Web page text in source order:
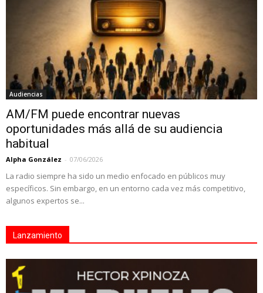
Audiencias
AM/FM puede encontrar nuevas
oportunidades más allá de su audiencia
habitual
Alpha González - 07/06/2026
La radio siempre ha sido un medio enfocado en públicos muy
específicos. Sin embargo, en un entorno cada vez más competitivo,
algunos expertos se...
Lanzamiento